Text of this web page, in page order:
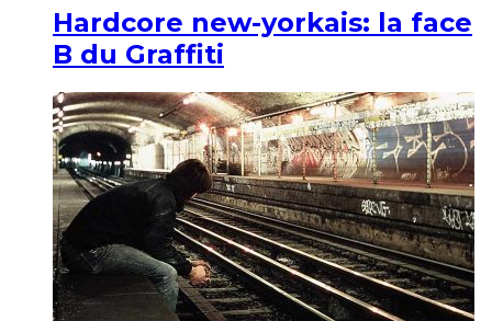
Hardcore new-yorkais: la face
B du Graffiti